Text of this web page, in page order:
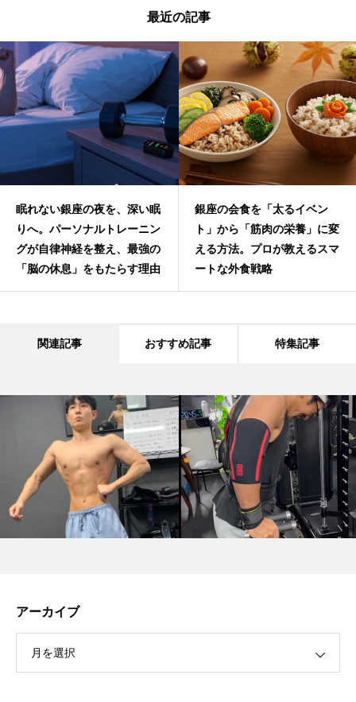
最近の記事
眠れない銀座の夜を、深い眠
りへ。パーソナルトレーニン
グが自律神経を整え、最強の
「脳の休息」をもたらす理由
銀座の会食を「太るイベン
ト」から「筋肉の栄養」に変
える方法。プロが教えるスマ
ートな外食戦略
関連記事 おすすめ記事 特集記事
アーカイブ
月を選択